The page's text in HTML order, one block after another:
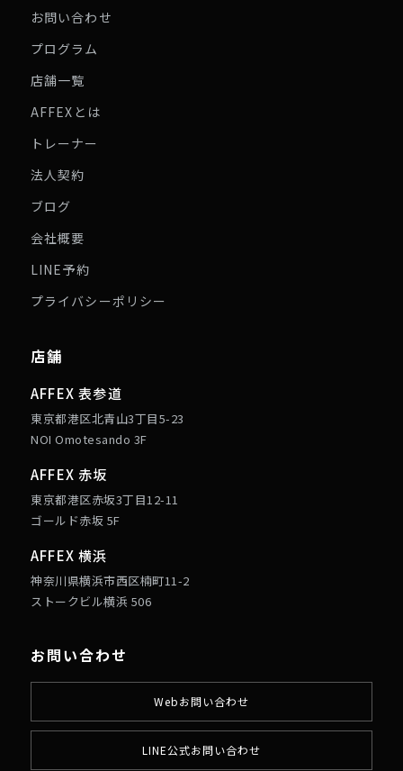
お問い合わせ
プログラム
店舗一覧
AFFEXとは
トレーナー
法人契約
ブログ
会社概要
LINE予約
プライバシーポリシー
店舗
AFFEX 表参道
東京都港区北青山3丁目5-23
NOI Omotesando 3F
AFFEX 赤坂
東京都港区赤坂3丁目12-11
ゴールド赤坂 5F
AFFEX 横浜
神奈川県横浜市西区楠町11-2
ストークビル横浜 506
お問い合わせ
Webお問い合わせ
LINE公式お問い合わせ